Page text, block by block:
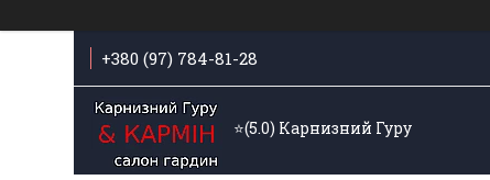
+380 (97) 784-81-28
⭐️(5.0) Карнизний Гуру